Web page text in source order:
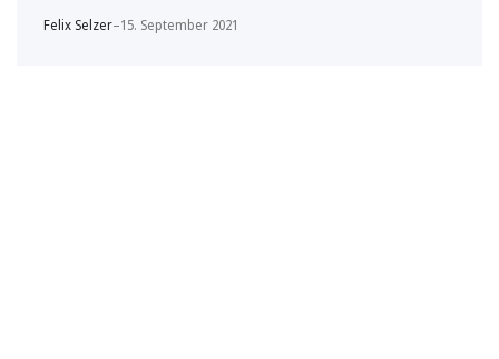
Felix Selzer–15. September 2021